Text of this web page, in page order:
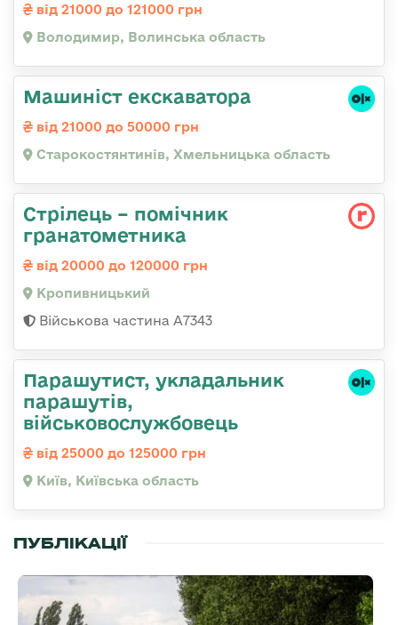
від 21000 до 121000 грн
Володимир, Волинська область
Машиніст екскаватора
від 21000 до 50000 грн
Старокостянтинів, Хмельницька область
Стрілець – помічник
гранатометника
від 20000 до 120000 грн
Кропивницький
Військова частина А7343
Парашутист, укладальник
парашутів,
військовослужбовець
від 25000 до 125000 грн
Київ, Київська область
ПУБЛІКАЦІЇ